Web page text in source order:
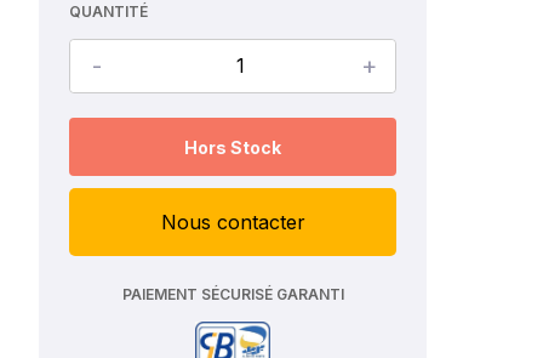
QUANTITÉ
- +
Hors Stock
Nous contacter
PAIEMENT SÉCURISÉ GARANTI